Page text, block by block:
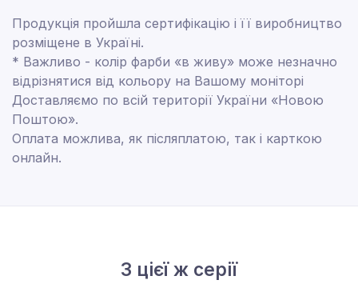
Продукція пройшла сертифікацію і її виробництво
розміщене в Україні.
* Важливо - колір фарби «в живу» може незначно
відрізнятися від кольору на Вашому моніторі
Доставляємо по всій території України «Новою
Поштою».
Оплата можлива, як післяплатою, так і карткою
онлайн.
З цієї ж серії